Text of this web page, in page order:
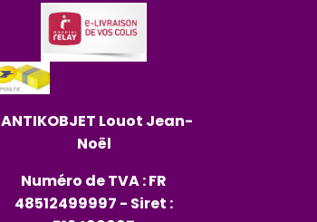
ANTIKOBJET Louot Jean-
Noël
Numéro de TVA : FR
48512499997 - Siret :